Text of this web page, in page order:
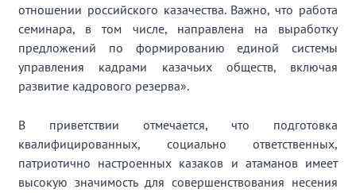
отношении российского казачества. Важно, что работа
семинара, в том числе, направлена на выработку
предложений по формированию единой системы
управления кадрами казачьих обществ, включая
развитие кадрового резерва».
В приветствии отмечается, что подготовка
квалифицированных, социально ответственных,
патриотично настроенных казаков и атаманов имеет
высокую значимость для совершенствования несения